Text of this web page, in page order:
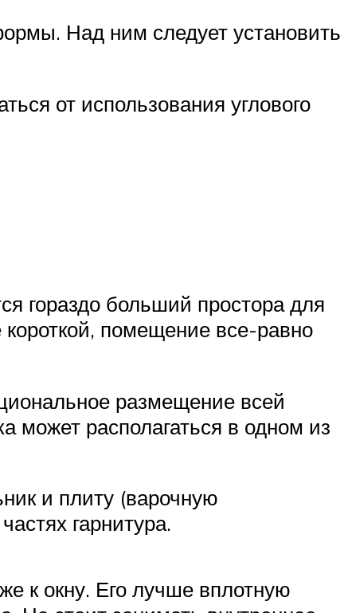
Над ним следует установить
от использования углового
гораздо больший простора для
помещение все-равно
размещение всей
может располагаться в одном из
и плиту (варочную
гарнитура.
к окну. Его лучше вплотную